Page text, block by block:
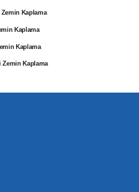
Kaplama
Kaplama
Kaplama
Zemin Kaplama